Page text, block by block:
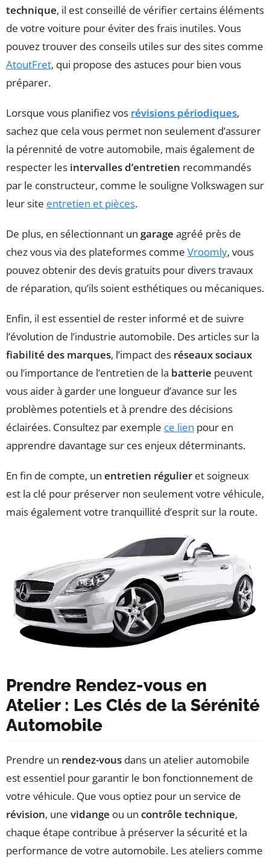
technique, il est conseillé de vérifier certains éléments
de votre voiture pour éviter des frais inutiles. Vous
pouvez trouver des conseils utiles sur des sites comme
AtoutFret, qui propose des astuces pour bien vous
préparer.
Lorsque vous planifiez vos révisions périodiques,
sachez que cela vous permet non seulement d’assurer
la pérennité de votre automobile, mais également de
respecter les intervalles d’entretien recommandés
par le constructeur, comme le souligne Volkswagen sur
leur site entretien et pièces.
De plus, en sélectionnant un garage agréé près de
chez vous via des plateformes comme Vroomly, vous
pouvez obtenir des devis gratuits pour divers travaux
de réparation, qu’ils soient esthétiques ou mécaniques.
Enfin, il est essentiel de rester informé et de suivre
l’évolution de l’industrie automobile. Des articles sur la
fiabilité des marques, l’impact des réseaux sociaux
ou l’importance de l’entretien de la batterie peuvent
vous aider à garder une longueur d’avance sur les
problèmes potentiels et à prendre des décisions
éclairées. Consultez par exemple ce lien pour en
apprendre davantage sur ces enjeux déterminants.
En fin de compte, un entretien régulier et soigneux
est la clé pour préserver non seulement votre véhicule,
mais également votre tranquillité d’esprit sur la route.
Prendre Rendez-vous en
Atelier : Les Clés de la Sérénité
Automobile
Prendre un rendez-vous dans un atelier automobile
est essentiel pour garantir le bon fonctionnement de
votre véhicule. Que vous optiez pour un service de
révision, une vidange ou un contrôle technique,
chaque étape contribue à préserver la sécurité et la
performance de votre automobile. Les ateliers comme